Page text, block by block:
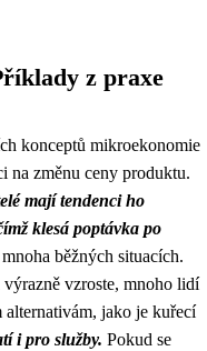
z praxe
konceptů mikroekonomie
na změnu ceny produktu.
mají tendenci ho
klesá poptávka po
běžných situacích.
vzroste, mnoho lidí
alternativám, jako je kuřecí
i pro služby. Pokud se